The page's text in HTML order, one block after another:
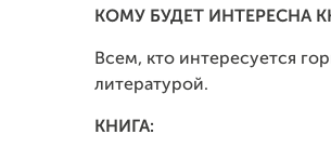
КОМУ БУДЕТ ИНТЕРЕСНА
Всем, кто интересуется
литературой.
КНИГА: